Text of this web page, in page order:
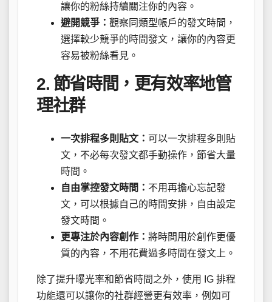
讓你的粉絲持續關注你的內容。
避開競爭： 觀察同類型帳戶的發文時間，
選擇較少競爭的時間發文，讓你的內容更
容易被粉絲看見。
2. 節省時間，更有效率地管
理社群
一次排程多則貼文： 可以一次排程多則貼
文，不必每次發文都手動操作，節省大量
時間。
自由掌控發文時間： 不用再擔心忘記發
文，可以根據自己的時間安排，自由設定
發文時間。
更專注於內容創作： 將時間用於創作更優
質的內容，不用花費過多時間在發文上。
除了提升曝光率和節省時間之外，使用 IG 排程
功能還可以讓你的社群經營更有效率，例如可